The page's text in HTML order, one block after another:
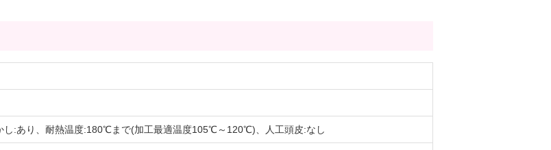
し:あり、耐熱温度:180℃まで(加工最適温度105℃～120℃)、人工頭皮:なし